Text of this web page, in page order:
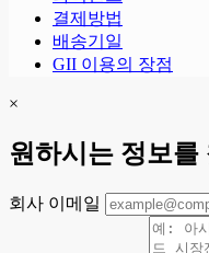
결제방법
배송기일
GII 이용의 장점
×
원하시는 정보를
회사 이메일